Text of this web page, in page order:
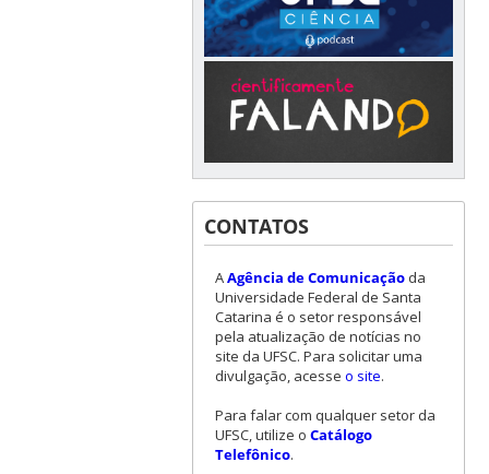
CONTATOS
AAgência de Comunicaçãoda
Universidade Federal de Santa
Catarina é o setor responsável
pela atualização de notícias no
site da UFSC. Para solicitar uma
divulgação, acesse o site.
Para falar com qualquer setor da
UFSC, utilize o Catálogo
Telefônico.